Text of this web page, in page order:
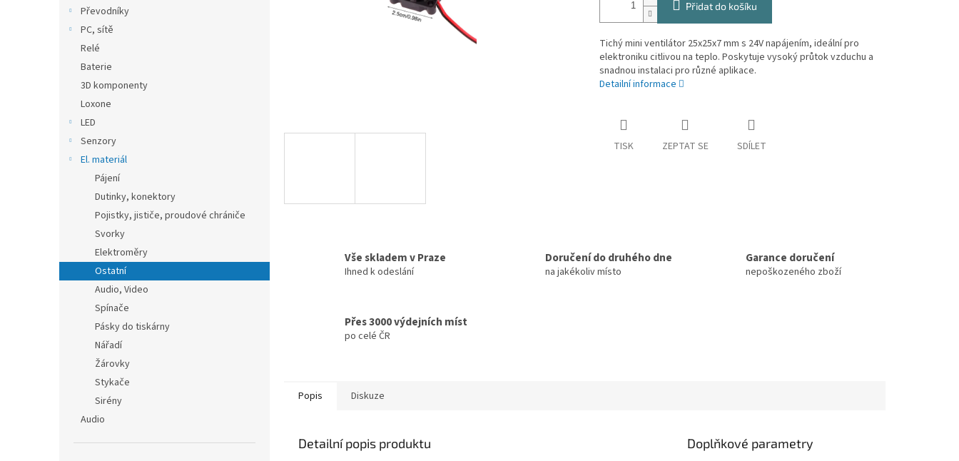
Převodníky
PC, sítě
Relé
Baterie
3D komponenty
Loxone
LED
Senzory
El. materiál
Pájení
Dutinky, konektory
Pojistky, jističe, proudové chrániče
Svorky
Elektroměry
Ostatní
Audio, Video
Spínače
Pásky do tiskárny
Nářadí
Žárovky
Stykače
Sirény
Audio
Přidat do košíku
Tichý mini ventilátor 25x25x7 mm s 24V napájením, ideální pro
elektroniku citlivou na teplo. Poskytuje vysoký průtok vzduchu a
snadnou instalaci pro různé aplikace.
Detailní informace
TISK ZEPTAT SE SDÍLET
Vše skladem v Praze
Ihned k odeslání
Doručení do druhého dne
na jakékoliv místo
Garance doručení
nepoškozeného zboží
Přes 3000 výdejních míst
po celé ČR
Popis Diskuze
Detailní popis produktu Doplňkové parametry